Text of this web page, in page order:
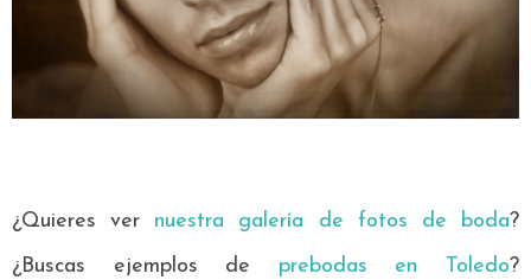
¿Quieres ver nuestra galería de fotos de boda?
¿Buscas ejemplos de prebodas en Toledo?